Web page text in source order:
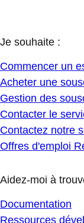
Je souhaite :
Commencer un
Acheter une
Gestion des
Contacter le
Contactez notre
Offres d'emploi
Aidez-moi à
Documentation
Ressources